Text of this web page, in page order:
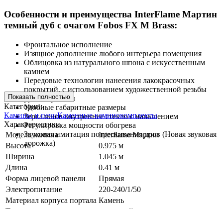
Особенности и преимущества InterFlame Мартин
темный дуб с очагом Fobos FX M Brass:
Фронтальное исполнение
Изящное дополнение любого интерьера помещения
Облицовка из натурального шпона с искусственным
камнем
Передовые технологии нанесения лакокрасочных
покрытий, с использованием художественной резьбы
ручной работы
Удобные габаритные размеры
Зеркальное внутреннее стекло с напылением
Регулировка мощности обогрева
Звуковая имитация потрескивания дров (Новая звуковая
дорожка)
Показать полностью
Категории:
Камины и печиКаменные каминокомплекты
Характеристики
Модель камина
Interflame Мартин
Высота
0.975 м
Ширина
1.045 м
Длина
0.41 м
Форма лицевой панели
Прямая
Электропитание
220-240/1/50
Материал корпуса портала Камень